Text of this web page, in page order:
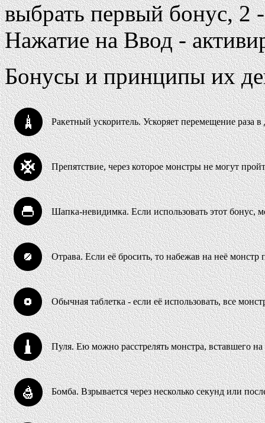
выбрать первый бонус, 2
Нажатие на Ввод -
Бонусы и принципы их
Ракетный ускоритель. Ускоряет перемещение раза в
Препятствие, через которое монстры не могут
Шапка-невидимка. Если использовать этот бонус,
Отрава. Если её бросить, то набежав на неё монстр
Обычная таблетка - если её использовать, все
Пуля. Ею можно расстрелять монстра, вставшего на
Бомба. Взрывается через несколько секунд или